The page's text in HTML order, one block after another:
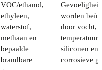
VOC/ethanol,
ethyleen,
waterstof,
methaan en
bepaalde
brandbare
worden
door vocht,
temperatuur,
siliconen en
corrosieve